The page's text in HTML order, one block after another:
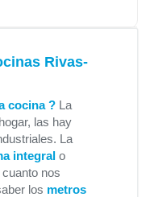
Rivas-
cocina ? La
las hay
La
integral o
nos
los metros